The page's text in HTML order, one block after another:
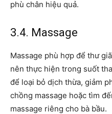
phù chân hiệu quả.
3.4. Massage
Massage phù hợp để thư
nên thực hiện trong suốt
để loại bỏ dịch thừa, giảm
chồng massage hoặc tìm
massage riêng cho bà bầu.